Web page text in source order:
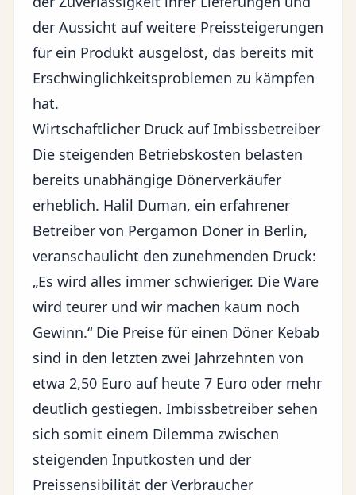
der Aussicht auf weitere Preissteigerungen
für ein Produkt ausgelöst, das bereits mit
Erschwinglichkeitsproblemen zu kämpfen
hat.
Wirtschaftlicher Druck auf Imbissbetreiber
Die steigenden Betriebskosten belasten
bereits unabhängige Dönerverkäufer
erheblich. Halil Duman, ein erfahrener
Betreiber von Pergamon Döner in Berlin,
veranschaulicht den zunehmenden Druck:
„Es wird alles immer schwieriger. Die Ware
wird teurer und wir machen kaum noch
Gewinn.“ Die Preise für einen Döner Kebab
sind in den letzten zwei Jahrzehnten von
etwa 2,50 Euro auf heute 7 Euro oder mehr
deutlich gestiegen. Imbissbetreiber sehen
sich somit einem Dilemma zwischen
steigenden Inputkosten und der
Preissensibilität der Verbraucher